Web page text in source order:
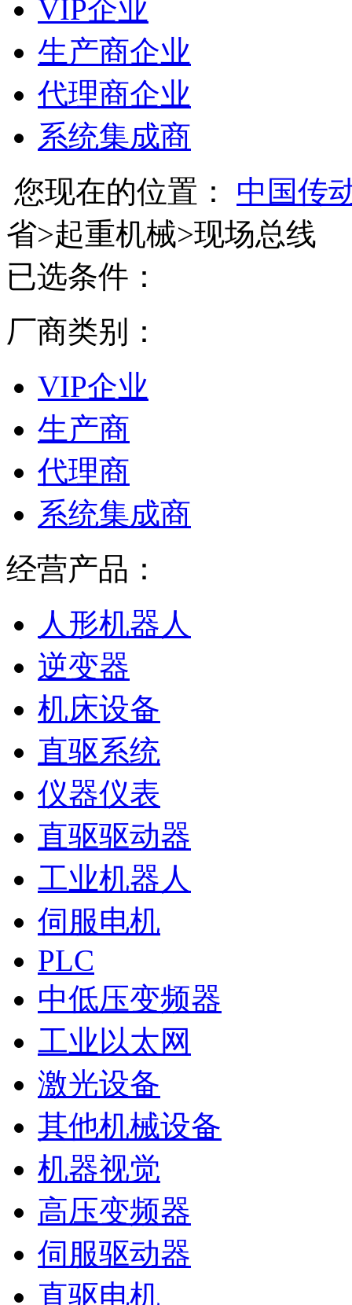
VIP企业
生产商企业
代理商企业
系统集成商
您现在的位置：
中国传
省>起重机械>现场总线
已选条件：
厂商类别：
VIP企业
生产商
代理商
系统集成商
经营产品：
人形机器人
逆变器
机床设备
直驱系统
仪器仪表
直驱驱动器
工业机器人
伺服电机
PLC
中低压变频器
工业以太网
激光设备
其他机械设备
机器视觉
高压变频器
伺服驱动器
直驱电机